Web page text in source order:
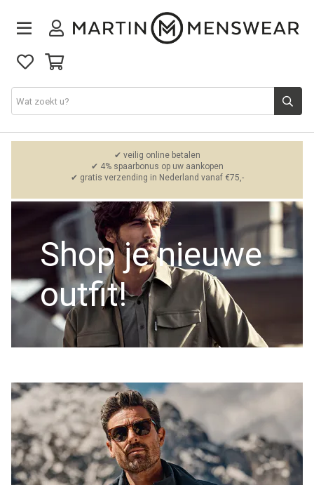
Schoenen
Merken
Cadeaus
Contact
✔ veilig online betalen
✔ 4% spaarbonus op uw aankopen
✔ gratis verzending in Nederland vanaf €75,-
Shop je nieuwe
outfit!